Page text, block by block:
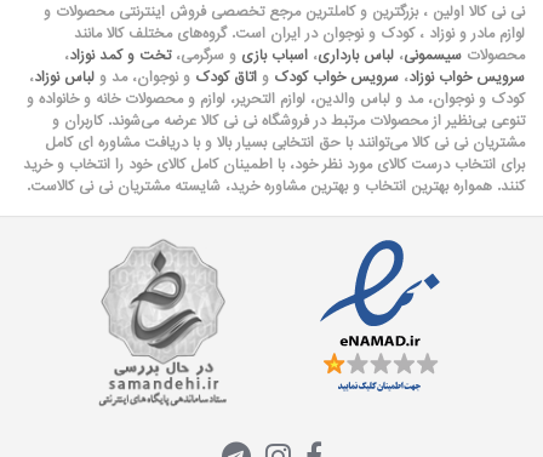
نی نی کالا اولین ، بزرگترین و کاملترین مرجع تخصصی فروش اینترنتی محصولات و
لوازم مادر و نوزاد ، کودک و نوجوان در ایران است. گروه‏‏‌های مختلف کالا مانند
محصولات سیسمونی، لباس بارداری، اسباب بازی و سرگرمی،تخت و کمد نوزاد،
سرویس خواب نوزاد، سرویس خواب کودک و اتاق کودک و نوجوان، مد و لباس نوزاد،
کودک و نوجوان، مد و لباس والدین، لوازم التحریر، لوازم و محصولات خانه و خانواده و
تنوعی بی‌نظیر از محصولات مرتبط در فروشگاه نی نی کالا عرضه می‏‏‏‌شوند. کاربران و
مشتریان نی نی‌ کالا می‏‏‌توانند با حق انتخابی بسیار بالا و با دریافت مشاوره ای کامل
برای انتخاب درست کالای مورد نظر خود، با اطمینان کامل کالای خود را انتخاب و خرید
کنند. همواره بهترین انتخاب و بهترین مشاوره خرید، شایسته مشتریان نی نی کالاست.